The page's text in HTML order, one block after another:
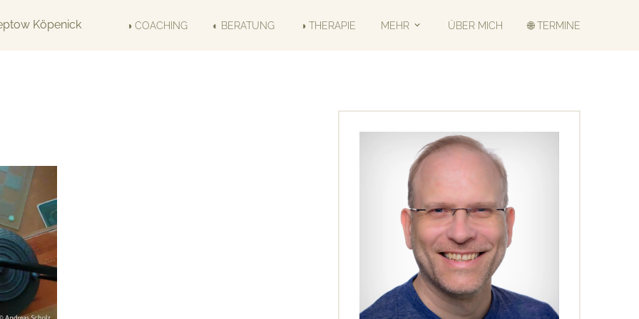
◑ COACHING ◐ BERATUNG ◑ THERAPIE MEHR ÜBER MICH 🌐 TERMINE